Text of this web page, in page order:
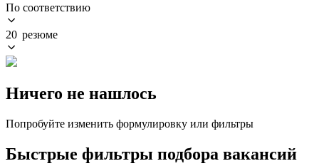
По соответствию
20 резюме
Ничего не нашлось
Попробуйте изменить формулировку или фильтры
Быстрые фильтры подбора вакансий